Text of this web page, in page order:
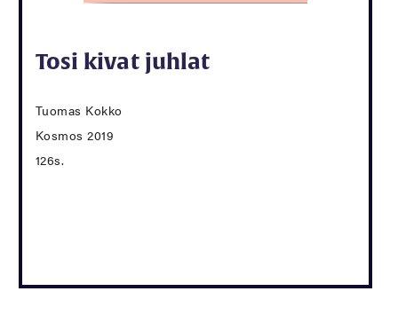
Tosi kivat juhlat
Tuomas Kokko
Kosmos 2019
126s.